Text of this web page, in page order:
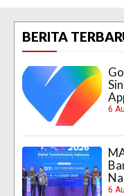
BERITA
6
6